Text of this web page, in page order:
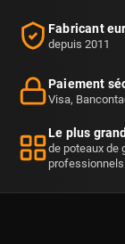
Fabricant
depuis 2011
Paiement
Visa,
Le plus
de poteaux de
professionnels